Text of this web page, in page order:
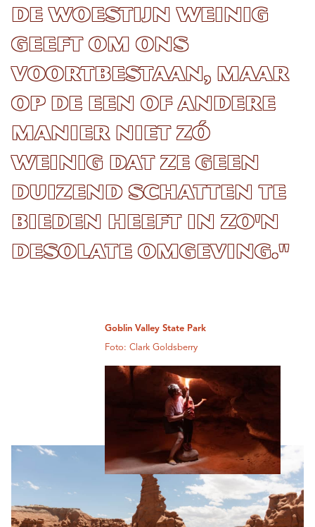
de woestijn weinig
geeft om ons
voortbestaan, maar
op de een of andere
manier niet zó
weinig dat ze geen
duizend schatten te
bieden heeft in zo'n
desolate omgeving."
Goblin Valley State Park
Foto: Clark Goldsberry